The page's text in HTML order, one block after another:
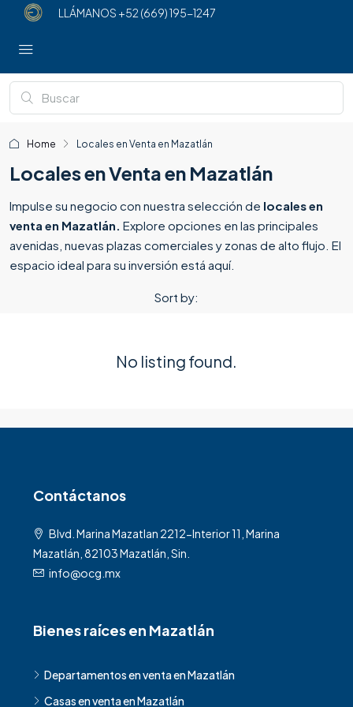
LLÁMANOS +52 (669) 195-1247
Home Locales en Venta en Mazatlán
Locales en Venta en Mazatlán
Impulse su negocio con nuestra selección de locales en
venta en Mazatlán. Explore opciones en las principales
avenidas, nuevas plazas comerciales y zonas de alto flujo. El
espacio ideal para su inversión está aquí.
Sort by:
No listing found.
Contáctanos
Blvd. Marina Mazatlan 2212-Interior 11, Marina
Mazatlán, 82103 Mazatlán, Sin.
info@ocg.mx
Bienes raíces en Mazatlán
Departamentos en venta en Mazatlán
Casas en venta en Mazatlán